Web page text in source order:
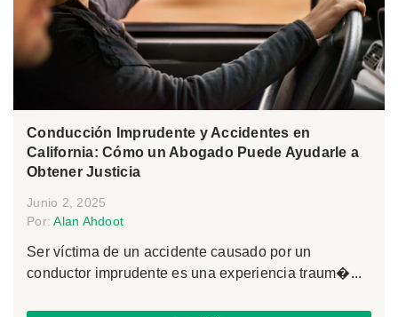
Conducción Imprudente y Accidentes en
California: Cómo un Abogado Puede Ayudarle a
Obtener Justicia
Junio 2, 2025
Por:Alan Ahdoot
Ser víctima de un accidente causado por un
conductor imprudente es una experiencia traum�...